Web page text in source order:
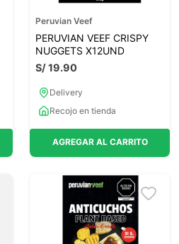
Peruvian Veef
PERUVIAN VEEF CRISPY
NUGGETS X12UND
S/19.90
Delivery
Recojo en tienda
AGREGAR AL CARRITO